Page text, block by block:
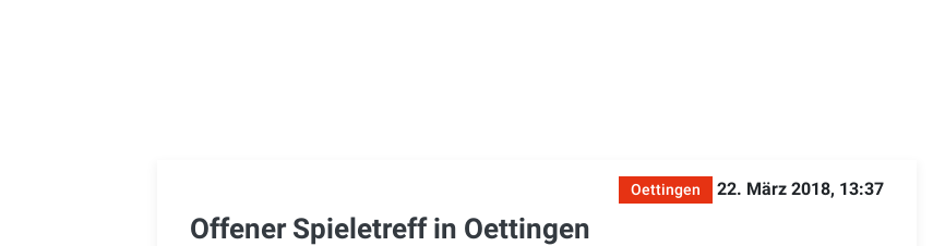
Oettingen 22. März 2018, 13:37
Offener Spieletreff in Oettingen